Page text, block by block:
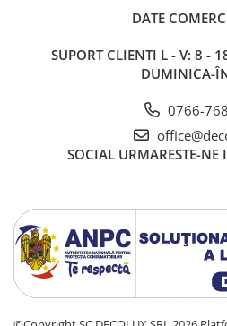
DATE
SUPORT CLIENTI L - V: 8 -
DUMINICA-
0766-
SOCIAL URMARESTE-